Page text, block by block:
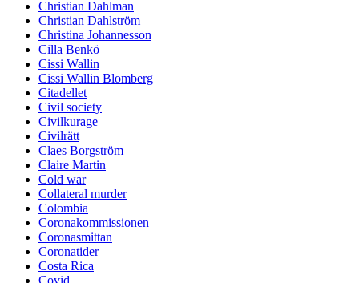
Christian Dahlman
Christian Dahlström
Christina Johannesson
Cilla Benkö
Cissi Wallin
Cissi Wallin Blomberg
Citadellet
Civil society
Civilkurage
Civilrätt
Claes Borgström
Claire Martin
Cold war
Collateral murder
Colombia
Coronakommissionen
Coronasmittan
Coronatider
Costa Rica
Covid